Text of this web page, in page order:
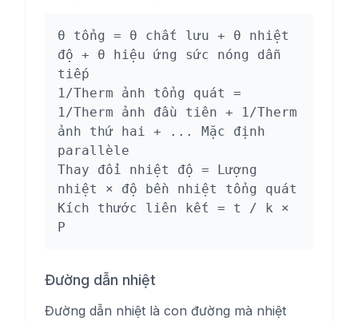
θ tổng = θ chất lưu + θ nhiệt
độ + θ hiệu ứng sức nóng dẫn
tiếp
1/Therm ảnh tổng quát =
1/Therm ảnh đầu tiên + 1/Therm
ảnh thứ hai + ... Mặc định
parallèle
Thay đổi nhiệt độ = Lượng
nhiệt × độ bền nhiệt tổng quát
Kích thước liên kết = t / k ×
P
Đường dẫn nhiệt
Đường dẫn nhiệt là con đường mà nhiệt